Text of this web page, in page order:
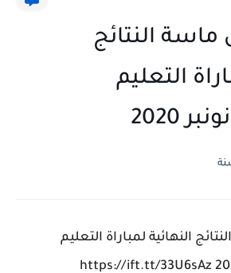
النتائج
التعليم
2020
النهائية لمباراة التعليم